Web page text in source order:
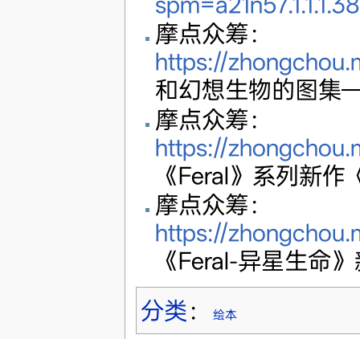
摩点众筹：
https://
和幻想生物的图集
摩点众筹：
https://
《Feral》系列新作
摩点众筹：
https://
《Feral-异星生命
分类 ： 绘本